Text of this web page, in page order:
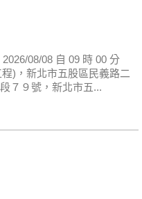
08/08 自 09 時 00 分
)，新北市五股區民義路二
７９號，新北市五...